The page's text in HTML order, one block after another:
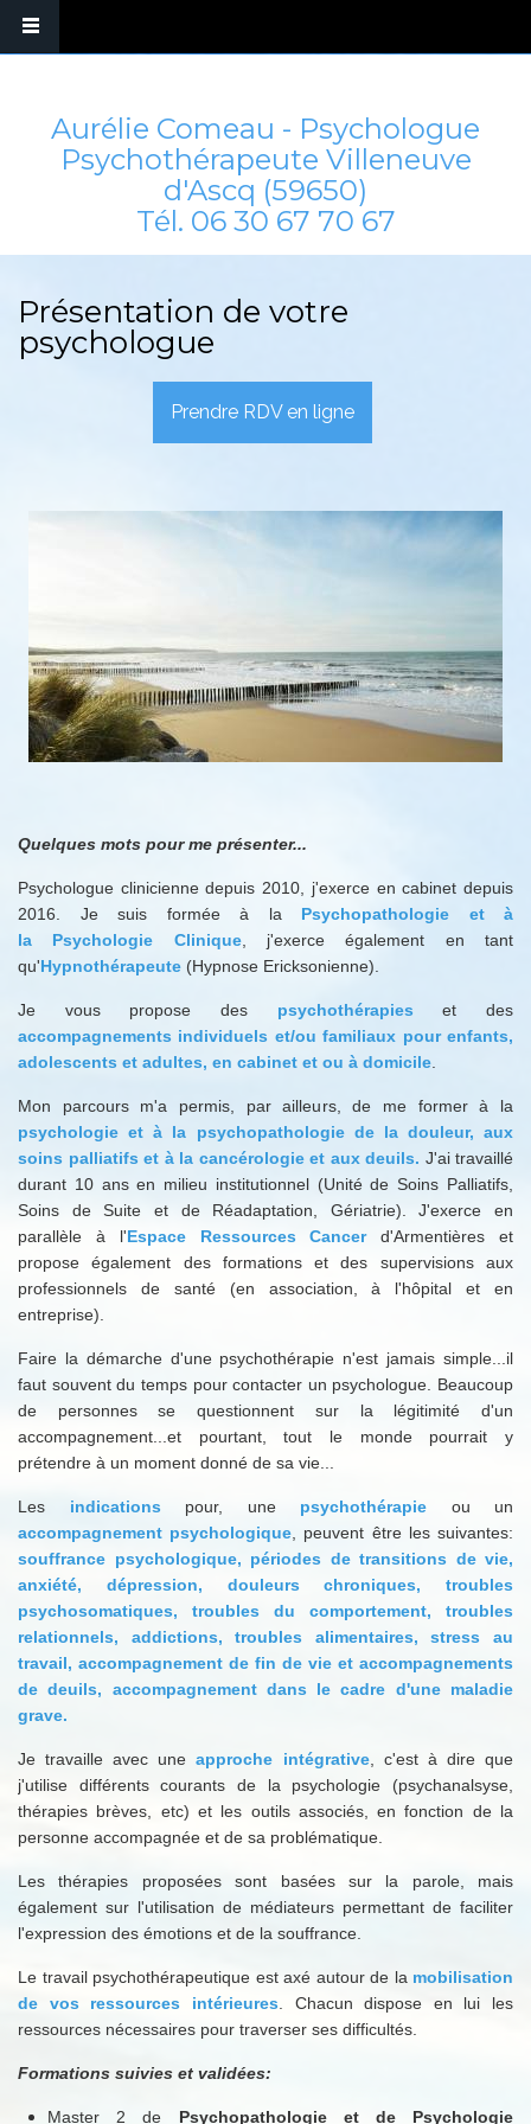
Aurélie Comeau - Psychologue
Psychothérapeute Villeneuve
d'Ascq (59650)
Tél. 06 30 67 70 67
Présentation de votre
psychologue
Prendre RDV en ligne
Quelques mots pour me présenter...
Psychologue clinicienne depuis 2010, j'exerce en cabinet depuis
2016. Je suis formée à la Psychopathologie et à
la Psychologie Clinique, j'exerce également en tant
qu'Hypnothérapeute (Hypnose Ericksonienne).
Je vous propose des psychothérapieset des
accompagnements individuels et/ou familiaux pour enfants,
adolescents et adultes, en cabinet et ou à domicile
Mon parcours m'a permis, par ailleurs, de me former à la
psychologie et à la psychopathologie de la douleur, aux
soins palliatifs et à la cancérologie et aux deuils. J'ai travaillé
durant 10 ans en milieu institutionnel (Unité de Soins Palliatifs,
Soins de Suite et de Réadaptation, Gériatrie). J'exerce en
parallèle à l'Espace Ressources Cancerd'Armentières et
propose également des formations et des supervisions aux
professionnels de santé (en association, à l'hôpital et en
entreprise).
Faire la démarche d'une psychothérapie n'est jamais simple...il
faut souvent du temps pour contacter un psychologue. Beaucoup
de personnes se questionnent sur la légitimité d'un
accompagnement...et pourtant, tout le monde pourrait y
prétendre à un moment donné de sa vie...
Les indicationspour, une psychothérapie ou un
accompagnement psychologique , peuvent être les suivantes:
souffrance psychologique, périodes de transitions de vie,
anxiété, dépression, douleurs chroniques, troubles
psychosomatiques, troubles du comportement, troubles
relationnels, addictions, troubles alimentaires, stress au
travail, accompagnement de fin de vie et accompagnements
de deuils, accompagnement dans le cadre d'une maladie
grave.
Je travaille avec une approche intégrative, c'est à dire que
j'utilise différents courants de la psychologie (psychanalsyse,
thérapies brèves, etc) et les outils associés, en fonction de la
personne accompagnée et de sa problématique.
Les thérapies proposées sont basées sur la parole, mais
également sur l'utilisation de médiateurs permettant de faciliter
l'expression des émotions et de la souffrance.
Le travail psychothérapeutique est axé autour de la mobilisation
de vos ressources intérieures . Chacun dispose en lui les
ressources nécessaires pour traverser ses difficultés.
Formations suivies et validées:
Master 2 de Psychopathologie et de Psychologie